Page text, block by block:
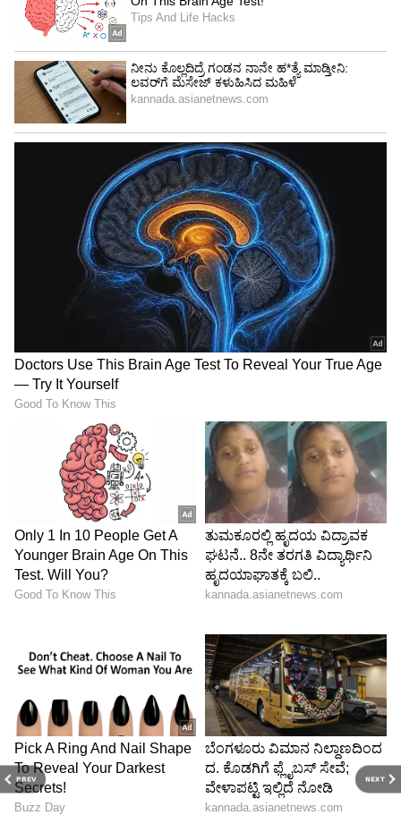
PREV NEXT
Bizarre house : ಒಂದೇ ಬಾತ್ರೂಮ್ನಲ್ಲಿ ನಾಲ್ಕು
ಟಾಯ್ಲೆಟ್ ಇರೋ ಈ ಮನೆಯ ವಿಶೇಷಗಳೇನು ಗೊತ್ತಾ?
ಒಣಗಿದ ಹಣ್ಣುಗಳು :ಪಿಸ್ತಾ,ಬಾದಾಮಿ ಮಾತ್ರವಲ್ಲ ನೀವು
ಇನ್ನೂ ಬೇರೆಯ ಒಣ ಹಣ್ಣುಗಳನ್ನು ಪ್ರವಾಸದ ವೇಳೆ
ಇಟ್ಟುಕೊಳ್ಳಿ. ಇದ್ರಲ್ಲಿ ಹೆಚ್ಚಿನ ಪೋಷಕಾಂಶವಿರುವ ಕಾರಣ
ನಿಮ್ಮ ಆರೋಗ್ಯ ವೃದ್ಧಿಯಾಗುತ್ತದೆ.
ಕ್ಯಾರೆಟ್ ಹಾಗೂ ತರಕಾರಿ :ಕೆಲ ಹಸಿ ತರಕಾರಿಗಳನ್ನು ನೀವು
ಪ್ರವಾಸದ ವೇಳೆ ತೆಗೆದುಕೊಂಡು ಹೋಗಬಹುದು. ಉದ್ದಗೆ
ಕತ್ತರಿಸಿದ ಕ್ಯಾರೆಟನ್ನು ನೀವು ಸರಿಯಾಗಿ ಪ್ಯಾಕ್
ಮಾಡಿಕೊಂಡು ಹೋದಲ್ಲಿ,ಪ್ರವಾಸದ ಮಧ್ಯೆ ಸೇವಿಸಬಹುದು.
ಹಣ್ಣುಗಳು :ಪ್ರವಾಸದ ವೇಳೆ ಹಣ್ಣುಗಳು ಬಹಳ
ಪ್ರಯೋಜನಕಾರಿ. ಸೇಬು ಹಣ್ಣು,ಕಿತ್ತಳೆ ಹಣ್ಣುಗಳನ್ನು ನೀವು
ಕೊಂಡೊಯ್ಯಬಹುದು. ಪ್ರವಾಸದ ವೇಳೆ ಇವು ನಿಮ್ಮ
ಶಕ್ತಿಯನ್ನು ಹೆಚ್ಚಿಸುವ ಜೊತೆಗೆ ಹಸಿವನ್ನು ನೀಗಿಸುತ್ತವೆ.
ಮನೆಯಲ್ಲಿ ಮಾಡಿದ ಚಿಪ್ಸ್,ಕುಕ್ಕೀಸ್ :ಮನೆಯಲ್ಲಿ
ಮಾಡಿದ,ಕಡಿಮೆ ಎಣ್ಣೆಯಿರುವ ಚಿಪ್ಸ್ ಗಳು ಹಾಗೂ ಕುಕ್ಕೀಸ್